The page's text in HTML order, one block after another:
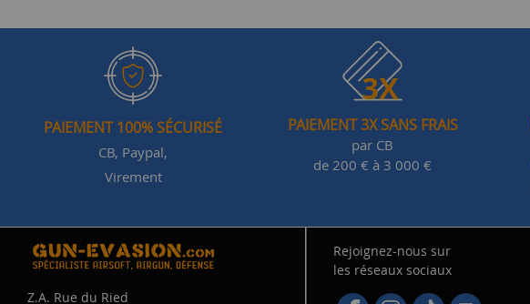
PAIEMENT 100% SÉCURISÉ
CB, Paypal,
Virement
PAIEMENT 3X SANS FRAIS
par CB
de 200 € à 3 000 €
Z.A. Rue du Ried
Rejoignez-nous sur
les réseaux sociaux